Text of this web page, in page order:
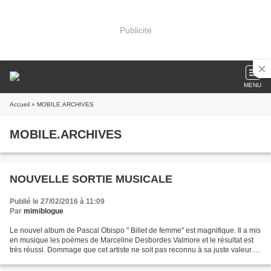
Publicité
MENU
Accueil » MOBILE.ARCHIVES
MOBILE.ARCHIVES
NOUVELLE SORTIE MUSICALE
Publié le 27/02/2016 à 11:09
Par mimiblogue
Le nouvel album de Pascal Obispo " Billet de femme" est magnifique. Il a mis
en musique les poèmes de Marceline Desbordes Valmore et le résultat est
très réussi. Dommage que cet artiste ne soit pas reconnu à sa juste valeur.